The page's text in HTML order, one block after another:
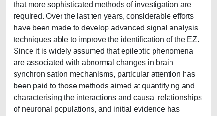
that more sophisticated methods of investigation are
required. Over the last ten years, considerable efforts
have been made to develop advanced signal analysis
techniques able to improve the identification of the EZ.
Since it is widely assumed that epileptic phenomena
are associated with abnormal changes in brain
synchronisation mechanisms, particular attention has
been paid to those methods aimed at quantifying and
characterising the interactions and causal relationships
of neuronal populations, and initial evidence has